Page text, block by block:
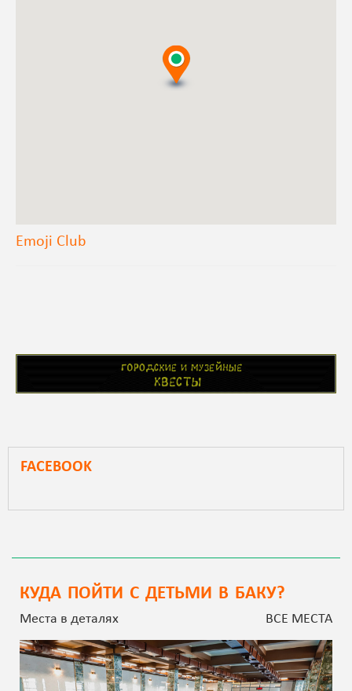
Emoji Club
FACEBOOK
КУДА ПОЙТИ С ДЕТЬМИ В БАКУ?
Места в деталях ВСЕ МЕСТА